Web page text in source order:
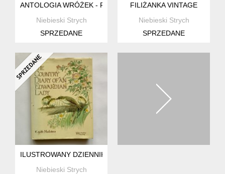
ANTOLOGIA WRÓŻEK - FAIRIES AN ANTOLOGY
Niebieski Strych
SPRZEDANE
FILIŻANKA VINTAGE
Niebieski Strych
SPRZEDANE
ILUSTROWANY DZIENNIK EDIT HOLDEN
Niebieski Strych